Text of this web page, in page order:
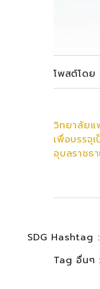
โพสต์โด
วิทยาลัยแ
เพื่อบรรจุ
อุบลราชธ
SDG Hashtag :
Tag อื่นๆ :